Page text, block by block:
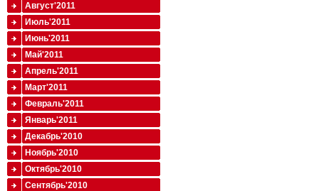
Август'2011
Июль'2011
Июнь'2011
Май'2011
Апрель'2011
Март'2011
Февраль'2011
Январь'2011
Декабрь'2010
Ноябрь'2010
Октябрь'2010
Сентябрь'2010